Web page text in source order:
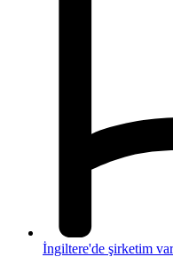
İngiltere'de şirketim var